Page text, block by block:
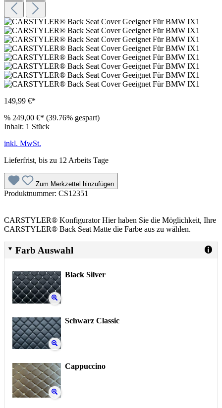
149,99 €*
% 249,00 €* (39.76% gespart)
Inhalt: 1 Stück
inkl. MwSt.
Lieferfrist, bis zu 12 Arbeits Tage
Zum Merkzettel hinzufügen
Produktnummer: CS12351
CARSTYLER® Konfigurator Hier haben Sie die Möglichkeit, Ihre
CARSTYLER® Back Seat Matte die Farbe aus zu wählen.
Farb Auswahl
Black Silver
Schwarz Classic
Cappuccino